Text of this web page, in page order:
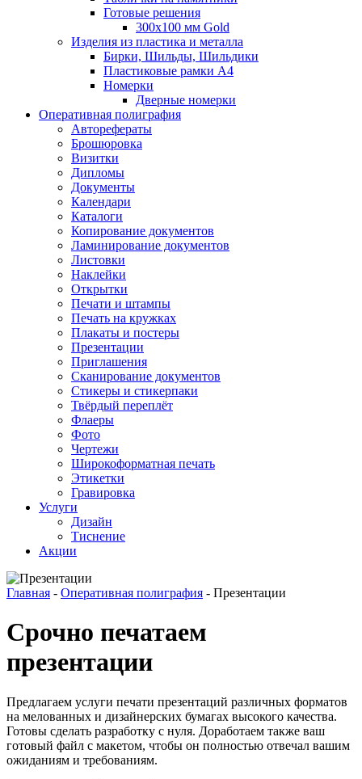
Готовые решения
300x100 мм Gold
Изделия из пластика и металла
Бирки, Шильды, Шильдики
Пластиковые рамки А4
Номерки
Дверные номерки
Оперативная полиграфия
Авторефераты
Брошюровка
Визитки
Дипломы
Документы
Календари
Каталоги
Копирование документов
Ламинирование документов
Листовки
Наклейки
Открытки
Печати и штампы
Печать на кружках
Плакаты и постеры
Презентации
Приглашения
Сканирование документов
Стикеры и стикерпаки
Твёрдый переплёт
Флаеры
Фото
Чертежи
Широкоформатная печать
Этикетки
Гравировка
Услуги
Дизайн
Тиснение
Акции
Главная - Оперативная полиграфия - Презентации
Срочно печатаем
презентации
Предлагаем услуги печати презентаций различных форматов
на мелованных и дизайнерских бумагах высокого качества.
Готовы сделать разработку с нуля. Доработаем также ваш
готовый файл с макетом, чтобы он полностью отвечал вашим
ожиданиям и требованиям.